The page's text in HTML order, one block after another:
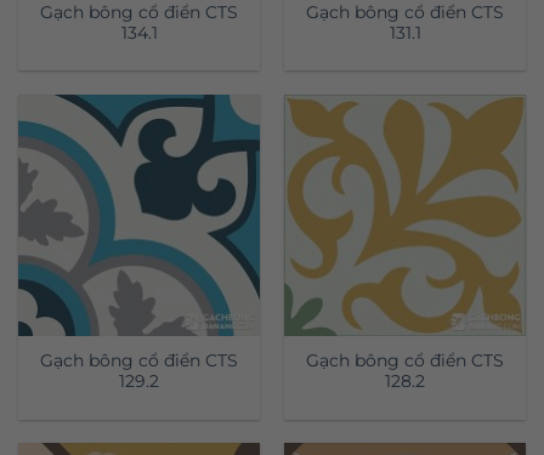
Gạch bông cổ điển CTS
134.1
Gạch bông cổ điển CTS
131.1
Gạch bông cổ điển CTS
129.2
Gạch bông cổ điển CTS
128.2